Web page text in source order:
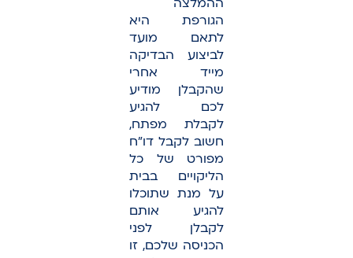
הגורפת היא
לתאם מועד
לביצוע הבדיקה
מייד אחרי
שהקבלן מודיע
לכם להגיע
לקבלת מפתח,
חשוב לקבל דו”ח
מפורט של כל
הליקויים בבית
על מנת שתוכלו
להגיע אותם
לקבלן לפני
הכניסה שלכם, זו